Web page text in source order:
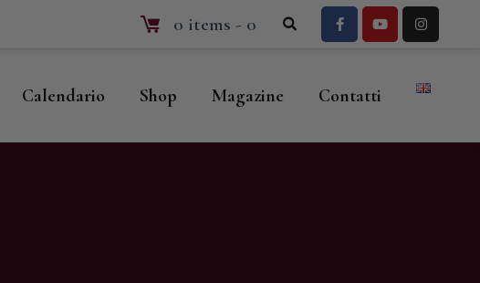
0 items - 0
Calendario Shop Magazine Contatti